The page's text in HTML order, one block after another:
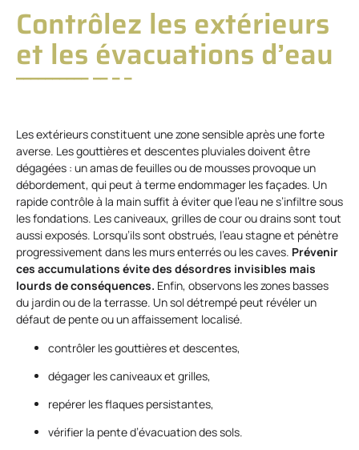
Contrôlez les extérieurs
et les évacuations d’eau
Les extérieurs constituent une zone sensible après une forte
averse. Les gouttières et descentes pluviales doivent être
dégagées : un amas de feuilles ou de mousses provoque un
débordement, qui peut à terme endommager les façades. Un
rapide contrôle à la main suffit à éviter que l’eau ne s’infiltre sous
les fondations. Les caniveaux, grilles de cour ou drains sont tout
aussi exposés. Lorsqu’ils sont obstrués, l’eau stagne et pénètre
progressivement dans les murs enterrés ou les caves. Prévenir
ces accumulations évite des désordres invisibles mais
lourds de conséquences. Enfin, observons les zones basses
du jardin ou de la terrasse. Un sol détrempé peut révéler un
défaut de pente ou un affaissement localisé.
contrôler les gouttières et descentes,
dégager les caniveaux et grilles,
repérer les flaques persistantes,
vérifier la pente d’évacuation des sols.